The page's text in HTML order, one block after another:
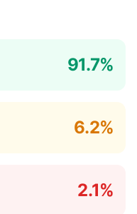
91.7%
6.2%
2.1%